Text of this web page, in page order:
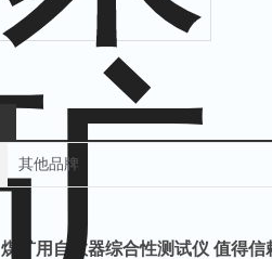
其他品牌
煤矿用自救器综合性测试仪 值得信